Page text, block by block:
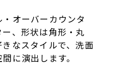
オーバーカウンタ
、形状は角形・丸
なスタイルで、洗面
に演出します。